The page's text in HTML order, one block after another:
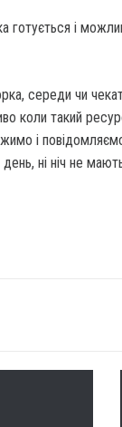
готується і
середи чи
такий ресурс
і
ні ніч не